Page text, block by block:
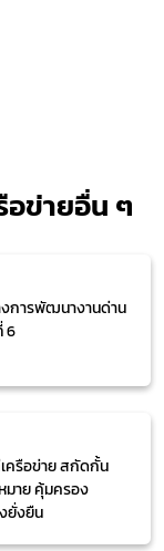
ข่ายอื่น ๆ
การพัฒนางานด่าน
6
ครือข่าย สกัดกั้น
มาย คุ้มครอง
ยั่งยืน